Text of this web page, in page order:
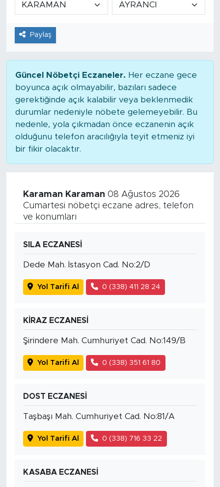
Paylaş
Güncel Nöbetçi Eczaneler. Her eczane gece
boyunca açık olmayabilir, bazıları sadece
gerektiğinde açık kalabilir veya beklenmedik
durumlar nedeniyle nöbete gelemeyebilir. Bu
nedenle, yola çıkmadan önce eczanenin açık
olduğunu telefon aracılığıyla teyit etmeniz iyi
bir fikir olacaktır.
Karaman Karaman 08 Ağustos 2026
Cumartesi nöbetçi eczane adres, telefon
ve konumları
SILA ECZANESİ
Dede Mah. İstasyon Cad. No:2/D
Yol Tarifi Al 0 (338) 411 28 24
KİRAZ ECZANESİ
Şirindere Mah. Cumhuriyet Cad. No:149/B
Yol Tarifi Al 0 (338) 351 61 80
DOST ECZANESİ
Taşbaşı Mah. Cumhuriyet Cad. No:81/A
Yol Tarifi Al 0 (338) 716 33 22
KASABA ECZANESİ
Tarihçe
Resmi İlanlar
Foto Şaka
Politika